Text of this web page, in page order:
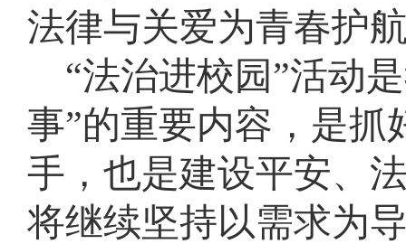
法律与关爱为青春护
“法治进校园”活动
事”的重要内容，是抓
手，也是建设平安、
将继续坚持以需求为